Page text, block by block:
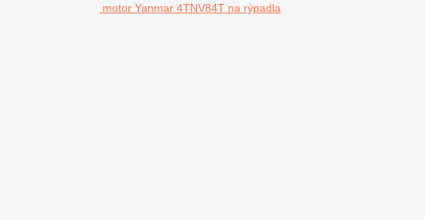
motor Yanmar 4TNV84T na rýpadla